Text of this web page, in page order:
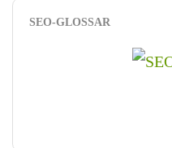
SEO-GLOSSAR